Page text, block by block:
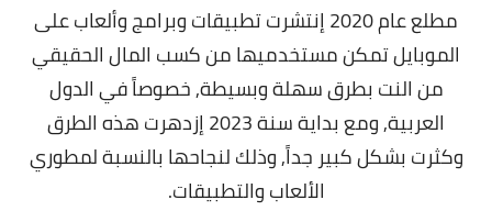
مطلع عام 2020 إنتشرت تطبيقات وبرامج وألعاب على
الموبايل تمكن مستخدميها من كسب المال الحقيقي
من النت بطرق سهلة وبسيطة, خصوصاً في الدول
العربية,
ومع بداية سنة 2023 إزدهرت هذه الطرق
وكثرت بشكل كبير جداً, وذلك لنجاحها بالنسبة لمطوري
الألعاب والتطبيقات.